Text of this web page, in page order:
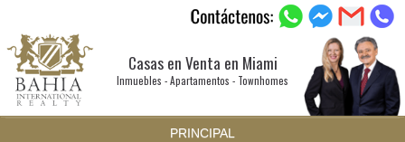
Casas en Venta en Miami
Inmuebles - Apartamentos - Townhomes
PRINCIPAL